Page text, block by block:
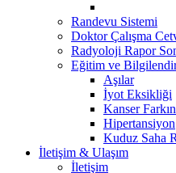
Randevu Sistemi
Doktor Çalışma
Radyoloji Rapor
Eğitim ve
Aşılar
İyot Eksikliği
Kanser
Hipertansiyon
Kuduz Saha
İletişim & Ulaşım
İletişim